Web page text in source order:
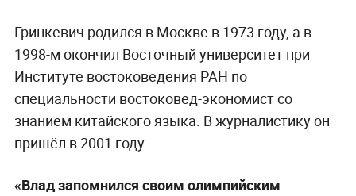
Гринкевич родился в Москве в 1973 году, а в
1998-м окончил Восточный университет при
Институте востоковедения РАН по
специальности востоковед-экономист со
знанием китайского языка. В журналистику он
пришёл в 2001 году.
«Влад запомнился своим олимпийским